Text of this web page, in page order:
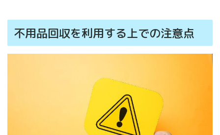
不用品回収を利用する上での注意点